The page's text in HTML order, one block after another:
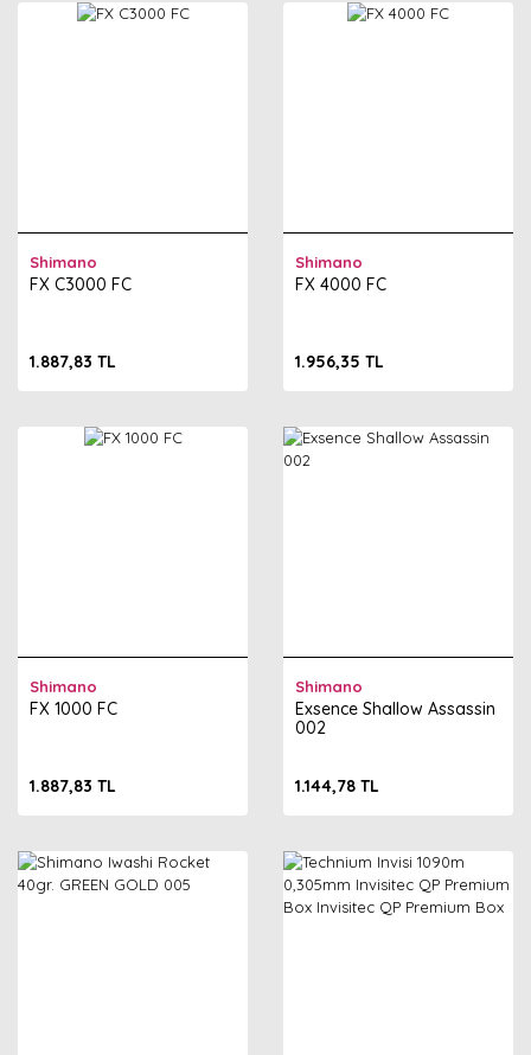
Shimano
FX C3000 FC
1.887,83 TL
Shimano
FX 4000 FC
1.956,35 TL
Shimano
FX 1000 FC
1.887,83 TL
Shimano
Exsence Shallow Assassin
002
1.144,78 TL